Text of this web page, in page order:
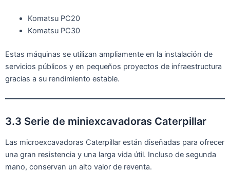
Komatsu PC20
Komatsu PC30
Estas máquinas se utilizan ampliamente en la instalación de
servicios públicos y en pequeños proyectos de infraestructura
gracias a su rendimiento estable.
3.3 Serie de miniexcavadoras Caterpillar
Las microexcavadoras Caterpillar están diseñadas para ofrecer
una gran resistencia y una larga vida útil. Incluso de segunda
mano, conservan un alto valor de reventa.